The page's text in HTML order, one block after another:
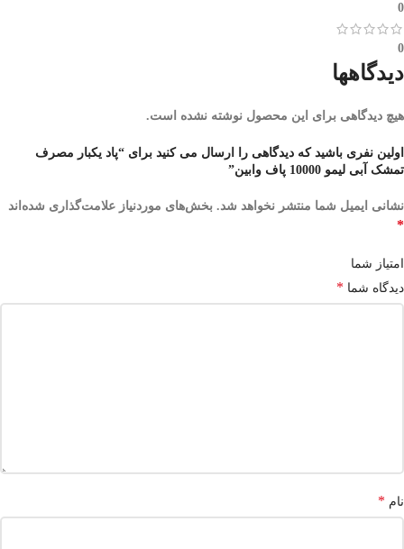
0
0
دیدگاهها
هیچ دیدگاهی برای این محصول نوشته نشده است.
اولین نفری باشید که دیدگاهی را ارسال می کنید برای “پاد یکبار مصرف
تمشک آبی لیمو 10000 پاف وابین”
نشانی ایمیل شما منتشر نخواهد شد. بخش‌های موردنیاز علامت‌گذاری شده‌اند
*
امتیاز شما
دیدگاه شما *
نام *